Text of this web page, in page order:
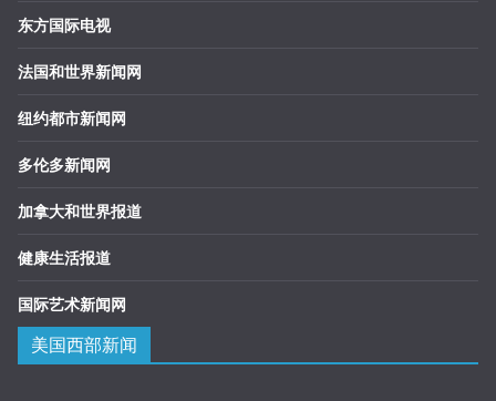
东方国际电视
法国和世界新闻网
纽约都市新闻网
多伦多新闻网
加拿大和世界报道
健康生活报道
国际艺术新闻网
美国西部新闻